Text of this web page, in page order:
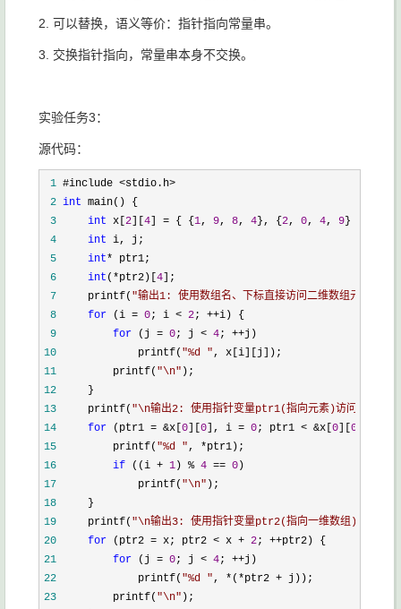
2. 可以替换，语义等价：指针指向常量串。
3. 交换指针指向，常量串本身不交换。
实验任务3：
源代码：
1
2 int
3
int x[ 2 4 ] = { { 1, 9, 8, 4 }, { 2, 0, 4, 9
4
int
5
int*
6
int (*ptr2)[ 4
7
     printf(
"输出1: 使用数组名、下标直接访问二维数组元素\n
8
for (i = 0; i < 2; ++
9
for (j = 0; j < 4; ++
10
             printf(
"%d "
11
         printf(
"\n"
12
13
     printf(
"\n输出2: 使用指针变量ptr1(指向元素)访问\n
14
for (ptr1 = &x[ 0 0 ], i = 0; ptr1 < &x[ 0 0
15
         printf(
"%d ", *
16
if ((i + 1 ) % 4 == 0
17
             printf(
"\n"
18
19
     printf(
"\n输出3: 使用指针变量ptr2(指向一维数组)访问\n
20
for (ptr2 = x; ptr2 < x + 2; ++
21
for (j = 0; j < 4; ++
22
             printf(
"%d ", *(*ptr2 +
23
         printf(
"\n"